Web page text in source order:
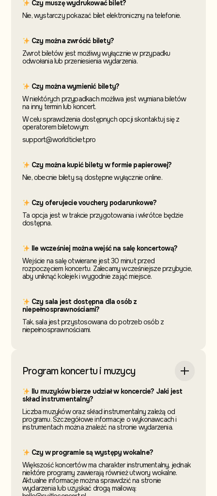
Czy muszę wydrukować bilet?
Nie, wystarczy pokazać bilet elektroniczny na telefonie.
Czy można zwrócić bilety?
Zwrot biletów jest możliwy wyłącznie w przypadku
odwołania lub przeniesienia wydarzenia.
Czy można wymienić bilety?
W niektórych przypadkach możliwa jest wymiana biletów
na inny termin lub koncert.
W celu sprawdzenia dostępnych opcji skontaktujsię z
operatorem biletowym:
support@worldticket.pro
Czy można kupić bilety w formie papierowej?
Nie, obecnie bilety są dostępne wyłącznie online.
Czy oferujecie vouchery podarunkowe?
Ta opcja jest w trakcie przygotowania i wkrótce będzie
dostępna.
Ile wcześniej można wejść na salę koncertową?
Wejście na salę otwierane jest 30 minut przed
rozpoczęciem koncertu. Zalecamy wcześniejsze przybycie,
aby uniknąć kolejek i wygodnie zająć miejsce.
Czy sala jest dostępna dla osób z
niepełnosprawnościami?
Tak, sala jest przystosowana do potrzeb osób z
niepełnosprawnościami.
Program koncertu i muzycy
Ilu muzyków bierze udział w koncercie? Jaki jest
skład instrumentalny?
Liczba muzyków oraz skład instrumentalny zależą od
programu. Szczegółowe informacje o wykonawcach i
instrumentach można znaleźć na stronie wydarzenia.
Czy w programie są występy wokalne?
Większość koncertów ma charakter instrumentalny, jednak
niektóre programy zawierają również utwory wokalne.
Aktualne informacje można sprawdzić na stronie
wydarzenia lub uzyskać drogą mailową: